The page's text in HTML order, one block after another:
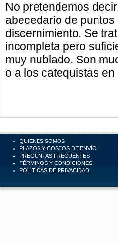
No pretendemos
abecedario de
discernimiento. Se
incompleta pero
muy nublado. Son
o a los catequistas
QUIENES SOMOS
PLAZOS Y COSTOS DE ENVÍO
PREGUNTAS FRECUENTES
TÉRMINOS Y CONDICIONES
POLÍTICAS DE PRIVACIDAD